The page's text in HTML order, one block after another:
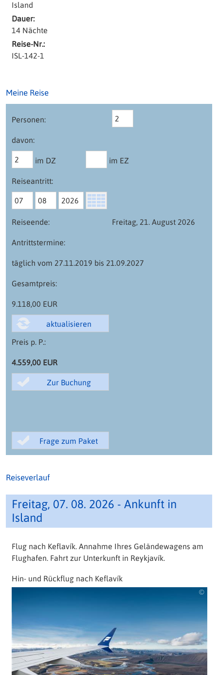
Island
Dauer:
14 Nächte
Reise-Nr.:
ISL-142-1
Meine Reise
Personen:
davon:
im DZ im EZ
Reiseantritt:
Reiseende: Freitag, 21. August 2026
Antrittstermine:
täglich vom 27.11.2019 bis 21.09.2027
Gesamtpreis:
9.118,00 EUR
Preis p. P.:
4.559,00 EUR
Reiseverlauf
Freitag, 07. 08. 2026 - Ankunft in
Island
Flug nach Keflavík. Annahme Ihres Geländewagens am
Flughafen. Fahrt zur Unterkunft in Reykjavík.
Hin- und Rückflug nach Keflavík
©